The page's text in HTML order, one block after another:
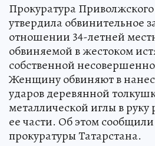
Прокуратура
утвердила обвинительное
отношении 34-летней
обвиняемой в жестоком
собственной
Женщину обвиняют в
ударов деревянной
металлической иглы в руку
ее части. Об этом
прокуратуры Татарстана.